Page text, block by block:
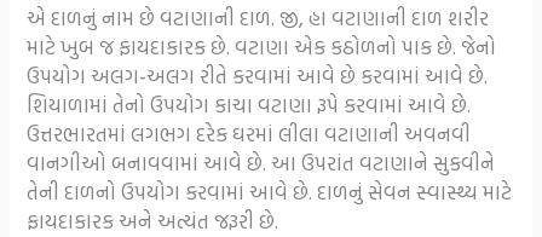
એ દાળનું નામ છે વટાણાની દાળ. જી, હા વટાણાની દાળ શરીર
માટે ખુબ જ ફાયદાકારક છે. વટાણા એક કઠોળનો પાક છે. જેનો
ઉપયોગ અલગ-અલગ રીતે કરવામાં આવે છે કરવામાં આવે છે.
શિયાળામાં તેનો ઉપયોગ કાચા વટાણા રૂપે કરવામાં આવે છે.
ઉત્તરભારતમાં લગભગ દરેક ઘરમાં લીલા વટાણાની અવનવી
વાનગીઓ બનાવવામાં આવે છે. આ ઉપરાંત વટાણાને સુકવીને
તેની દાળનો ઉપયોગ કરવામાં આવે છે. દાળનું સેવન સ્વાસ્થ્ય માટે
ફાયદાકારક અને અત્યંત જરૂરી છે.